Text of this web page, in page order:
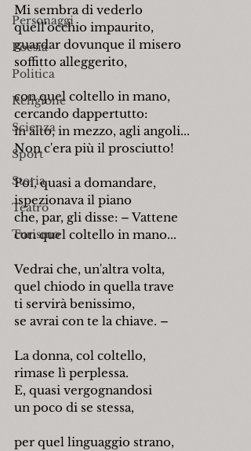
Personaggi
Poesia
Politica
Religione
Scienza
Sport
Storia
Teatro
Turismo
Mi sembra di vederlo
quell'occhio impaurito,
guardar dovunque il misero
soffitto alleggerito,
con quel coltello in mano,
cercando dappertutto:
in alto, in mezzo, agli angoli...
Non c'era più il prosciutto!
Poi, quasi a domandare,
ispezionava il piano
che, par, gli disse: – Vattene
con quel coltello in mano...
Vedrai che, un'altra volta,
quel chiodo in quella trave
ti servirà benissimo,
se avrai con te la chiave. –
La donna, col coltello,
rimase lì perplessa.
E, quasi vergognandosi
un poco di se stessa,
per quel linguaggio strano,